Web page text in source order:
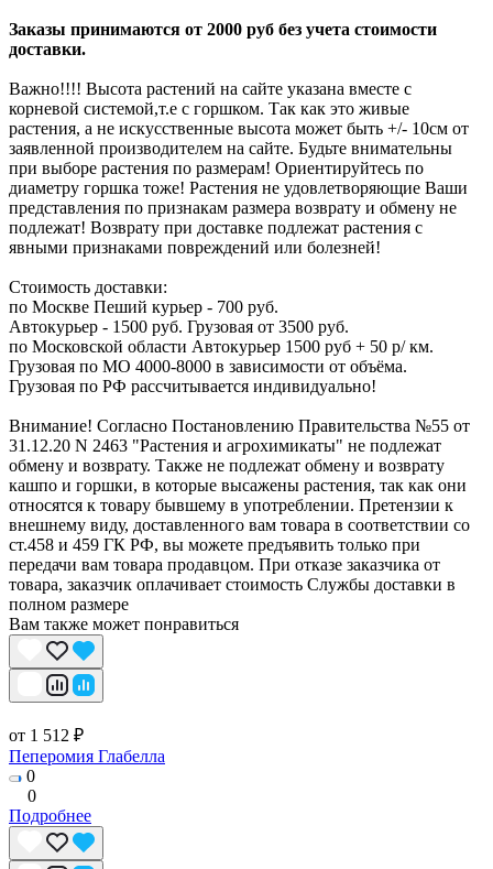
Заказы принимаются от 2000 руб без учета стоимости
доставки.
Важно!!!! Высота растений на сайте указана вместе с
корневой системой,т.е с горшком. Так как это живые
растения, а не искусственные высота может быть +/- 10см от
заявленной производителем на сайте. Будьте внимательны
при выборе растения по размерам! Ориентируйтесь по
диаметру горшка тоже! Растения не удовлетворяющие Ваши
представления по признакам размера возврату и обмену не
подлежат! Возврату при доставке подлежат растения с
явными признаками повреждений или болезней!
Стоимость доставки:
по Москве Пеший курьер - 700 руб.
Автокурьер - 1500 руб. Грузовая от 3500 руб.
по Московской области Автокурьер 1500 руб + 50 р/ км.
Грузовая по МО 4000-8000 в зависимости от объёма.
Грузовая по РФ рассчитывается индивидуально!
Внимание! Согласно Постановлению Правительства №55 от
31.12.20 N 2463 "Растения и агрохимикаты" не подлежат
обмену и возврату. Также не подлежат обмену и возврату
кашпо и горшки, в которые высажены растения, так как они
относятся к товару бывшему в употреблении. Претензии к
внешнему виду, доставленного вам товара в соответствии со
ст.458 и 459 ГК РФ, вы можете предъявить только при
передачи вам товара продавцом. При отказе заказчика от
товара, заказчик оплачивает стоимость Службы доставки в
полном размере
Вам также может понравиться
от 1 512 ₽
Пеперомия Глабелла
0
0
Подробнее